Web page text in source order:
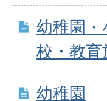
幼稚園・
校・教育
幼稚園